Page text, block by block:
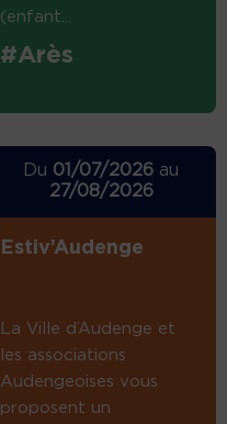
(enfant...
#Arès
Du 01/07/2026 au
27/08/2026
Estiv’Audenge
La Ville d’Audenge et
les associations
Audengeoises vous
proposent un